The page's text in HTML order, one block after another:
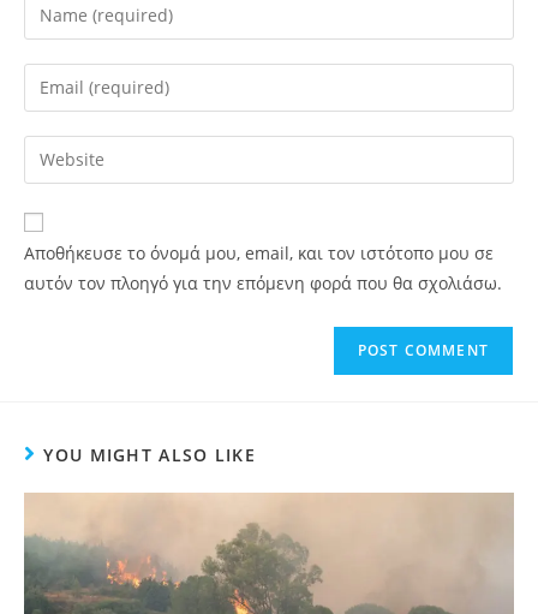
Αποθήκευσε το όνομά μου, email, και τον ιστότοπο μου σε
αυτόν τον πλοηγό για την επόμενη φορά που θα σχολιάσω.
YOU MIGHT ALSO LIKE